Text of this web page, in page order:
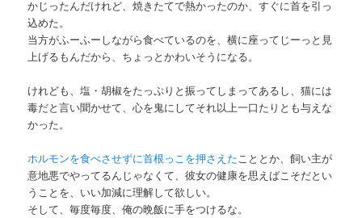
かじったんだけれど、焼きたてで熱かったのか、すぐに首を引っ
込めた。
当方がふーふーしながら食べているのを、横に座ってじーっと見
上げるもんだから、ちょっとかわいそうになる。
けれども、塩・胡椒をたっぷりと振ってしまってあるし、猫には
毒だと言い聞かせて、心を鬼にしてそれ以上一口たりとも与えな
かった。
ホルモンを食べさせずに首根っこを押さえたこととか、飼い主が
意地悪でやってるんじゃなくて、彼女の健康を思えばこそだとい
うことを、いい加減に理解して欲しい。
そして、毎度毎度、俺の晩飯に手をつけるな。